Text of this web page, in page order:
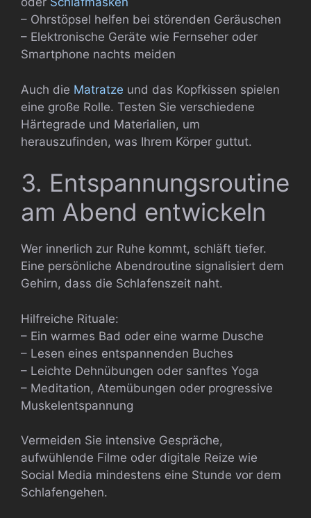
– Ohrstöpsel helfen bei störenden Geräuschen
– Elektronische Geräte wie Fernseher oder
Smartphone nachts meiden
Auch die Matratze und das Kopfkissen spielen
eine große Rolle. Testen Sie verschiedene
Härtegrade und Materialien, um
herauszufinden, was Ihrem Körper guttut.
3. Entspannungsroutine
am Abend entwickeln
Wer innerlich zur Ruhe kommt, schläft tiefer.
Eine persönliche Abendroutine signalisiert dem
Gehirn, dass die Schlafenszeit naht.
Hilfreiche Rituale:
– Ein warmes Bad oder eine warme Dusche
– Lesen eines entspannenden Buches
– Leichte Dehnübungen oder sanftes Yoga
– Meditation, Atemübungen oder progressive
Muskelentspannung
Vermeiden Sie intensive Gespräche,
aufwühlende Filme oder digitale Reize wie
Social Media mindestens eine Stunde vor dem
Schlafengehen.